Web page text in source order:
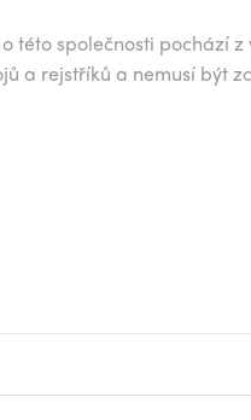
této společnosti pochází z
a rejstříků a nemusí být